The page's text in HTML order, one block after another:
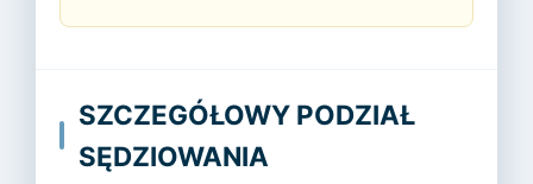
SZCZEGÓŁOWY PODZIAŁ
SĘDZIOWANIA